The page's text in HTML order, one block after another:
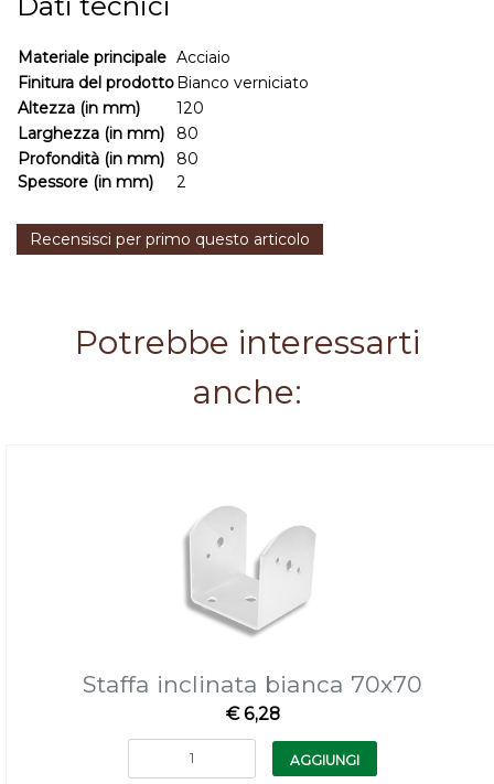
Materiale principale Acciaio
Finitura del prodottoBianco verniciato
Altezza (in mm)
120
Larghezza (in mm)
80
Profondità (in mm)
Spessore (in mm)
80
2
Recensisci per primo questo articolo
Potrebbe interessarti
anche:
Staffa inclinata bianca 70x70
€ 6,28
Quantità
AGGIUNGI